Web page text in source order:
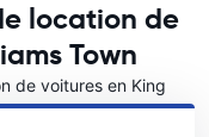
location de
Town
de voitures en King